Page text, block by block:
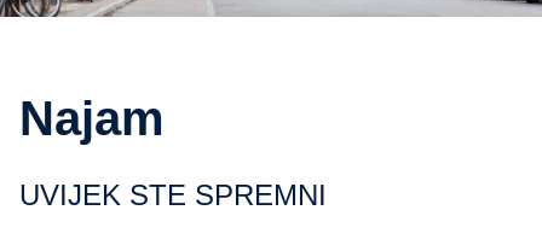
Najam
UVIJEK STE SPREMNI